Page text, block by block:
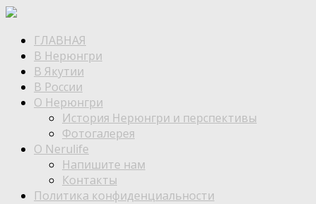
ГЛАВНАЯ
В Нерюнгри
В Якутии
В России
О Нерюнгри
История Нерюнгри и перспективы
Фотогалерея
О Nerulife
Напишите нам
Контакты
Политика конфиденциальности